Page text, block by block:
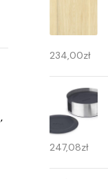
,
234,00zł
247,08zł